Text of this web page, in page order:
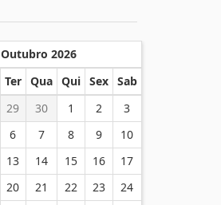
Outubro 2026
Ter Qua Qui Sex Sab
29 30 1 2
3
6 7 8 9
10
13 14 15 16
17
20 21 22 23
24